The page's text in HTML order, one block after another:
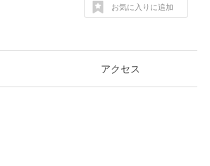
お気に入りに追加
アクセス